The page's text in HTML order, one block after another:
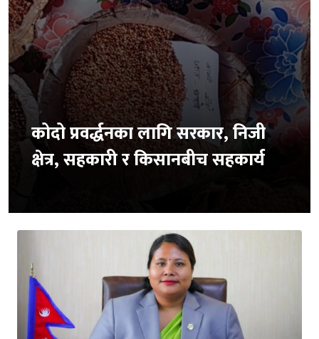
कोदो प्रवर्द्धनका लागि सरकार, निजी
क्षेत्र, सहकारी र किसानबीच सहकार्य